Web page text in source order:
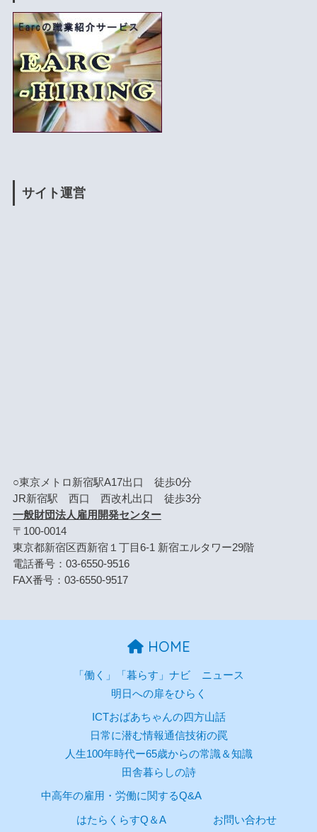
サイト運営
○東京メトロ新宿駅A17出口 徒歩0分
JR新宿駅 西口 西改札出口 徒歩3分
一般財団法人雇用開発センター
〒100-0014
東京都新宿区西新宿１丁目6-1 新宿エルタワー29階
電話番号：03-6550-9516
FAX番号：03-6550-9517
HOME
「働く」「暮らす」ナビ
ニュース
明日への扉をひらく
ICTおばあちゃんの四方山話
日常に潜む情報通信技術の罠
人生100年時代ー65歳からの常識＆知識
田舎暮らしの詩
中高年の雇用・労働に関するQ&A
はたらくらすQ＆A お問い合わせ